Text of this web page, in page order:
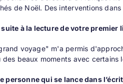
de Noël. Des interventions
à la lecture de votre premier
voyage" m'a permis
beaux moments avec certains
personne qui se lance dans